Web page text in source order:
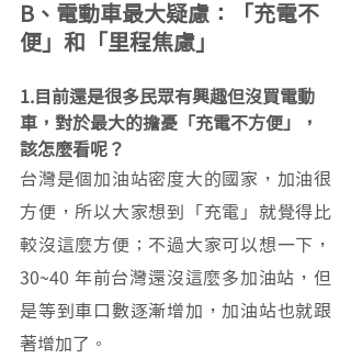
B、電動車最大疑慮：「充電不
便」和「里程焦慮」
1.目前還是很多民眾有興趣但沒買電動
車，對於最大的擔憂「充電不方便」，
該怎麼看呢？
台灣是個加油站密度大的國家，加油很
方便，所以大家想到「充電」就覺得比
較沒這麼方便；不過大家可以想一下，
30~40 年前台灣還沒這麼多加油站，但
是等到車口數逐漸增加，加油站也就跟
著增加了。